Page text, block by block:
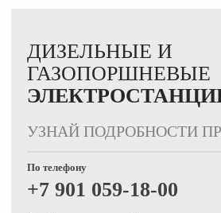
ДИЗЕЛЬНЫЕ И
ГАЗОПОРШНЕВЫЕ
УЗНАЙ ПОДРОБНОСТИ
По телефону
+7 901 059-18-00